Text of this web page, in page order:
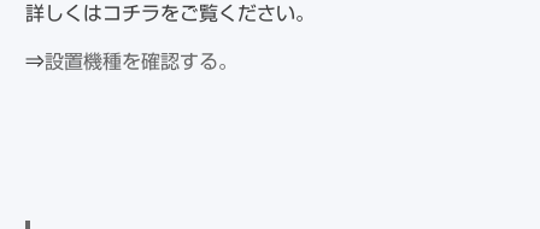
詳しくはコチラをご覧ください。
⇒設置機種を確認する。